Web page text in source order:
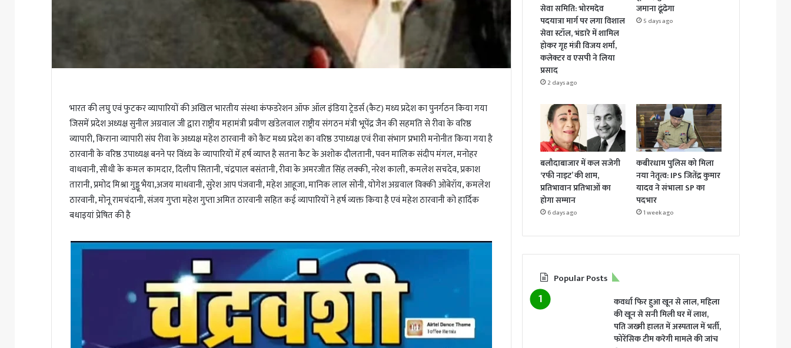
भारत की लघु एवं फुटकर व्यापारियों की अखिल भारतीय संस्था कंफडरेशन ऑफ ऑल इंडिया ट्रेडर्स (कैट) मध्य प्रदेश का पुनर्गठन किया गया
जिसमें प्रदेश अध्यक्ष सुनील अग्रवाल जी द्वारा राष्ट्रीय महामंत्री प्रवीण खंडेलवाल राष्ट्रीय संगठन मंत्री भूपेंद्र जैन की सहमति से रीवा के वरिष्ठ
व्यापारी, किराना व्यापारी संघ रीवा के अध्यक्ष महेश ठारवानी को कैट मध्य प्रदेश का वरिष्ठ उपाध्यक्ष एवं रीवा संभाग प्रभारी मनोनीत किया गया है
ठारवानी के वरिष्ठ उपाध्यक्ष बनने पर विंध्य के व्यापारियों में हर्ष व्याप्त है सतना कैट के अशोक दौलतानी, पवन मालिक संदीप मंगल, मनोहर
वाधवानी, सीधी के कमल कामदार, दिलीप सितानी, चंद्रपाल बसंतानी, रीवा के अमरजीत सिंह लक्की, नरेश काली, कमलेश सचदेव, प्रकाश
तारानी, प्रमोद मिश्रा गुड्डू भैया,अजय माधवानी, सुरेश आप पंजवानी, महेश आहूजा, मानिक लाल सोनी, योगेश अग्रवाल विक्की ओबेरॉय, कमलेश
ठारवानी, मोनू रामचंदानी, संजय गुप्ता महेश गुप्ता अमित ठारवानी सहित कई व्यापारियों ने हर्ष व्यक्त किया है एवं महेश ठारवानी को हार्दिक
बधाइयां प्रेषित की है
सेवा समिति: भोरमदेव
पदयात्रा मार्ग पर लगा विशाल
सेवा स्टॉल, भंडारे में शामिल
होकर गृह मंत्री विजय शर्मा,
कलेक्टर व एसपी ने लिया
प्रसाद
2 days ago
जमाना ढूंढेगा
5 days ago
बलौदाबाजार में कल सजेगी
‘रफी नाइट’ की शाम,
प्रतिभावान प्रतिभाओं का
होगा सम्मान
6 days ago
कबीरधाम पुलिस को मिला
नया नेतृत्व: IPS जितेंद्र कुमार
यादव ने संभाला SP का
पदभार
1 week ago
Popular Posts
कवर्धा फिर हुआ खून से लाल, महिला
की खून से सनी मिली घर में लाश,
पति जख्मी हालत में अस्पताल में भर्ती,
फोरेंसिक टीम करेगी मामले की जांच